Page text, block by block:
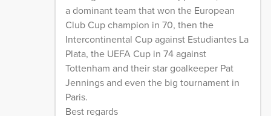
a dominant team that won the European
Club Cup champion in 70, then the
Intercontinental Cup against Estudiantes La
Plata, the UEFA Cup in 74 against
Tottenham and their star goalkeeper Pat
Jennings and even the big tournament in
Paris.
Best regards